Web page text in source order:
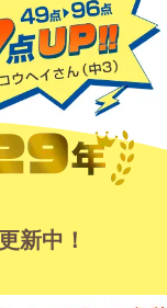
新中！